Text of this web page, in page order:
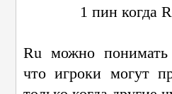
1 пин когда
Ru можно понимать
что игроки могут